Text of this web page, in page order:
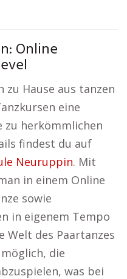
Online
Hause aus tanzen
eine
zu herkömmlichen
findest du auf
Neuruppin. Mit
in einem Online
sowie
in eigenem Tempo
Welt des Paartanzes
die
was bei